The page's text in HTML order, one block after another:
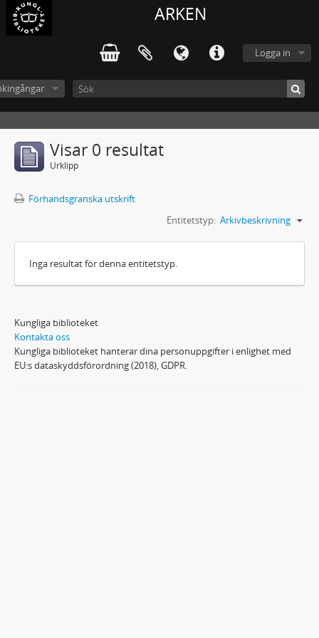
ARKEN
Logga in
Visar 0 resultat
Urklipp
Förhandsgranska utskrift
Entitetstyp: Arkivbeskrivning
Inga resultat för denna entitetstyp.
Kungliga biblioteket
Kontakta oss
Kungliga biblioteket hanterar dina personuppgifter i enlighet med
EU:s dataskyddsförordning (2018), GDPR.